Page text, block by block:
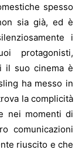
spesso
sia già, ed è
i
protagonisti,
il suo cinema è
ha messo in
la complicità
nei momenti di
comunicazioni
riuscito e che